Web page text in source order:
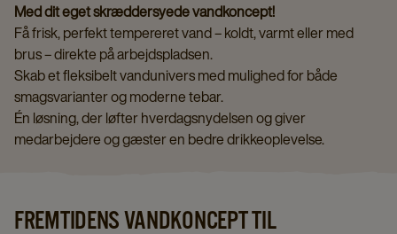
Med dit eget skræddersyede vandkoncept!
Få frisk, perfekt tempereret vand – koldt, varmt eller med
brus – direkte på arbejdspladsen.
Skab et fleksibelt vandunivers med mulighed for både
smagsvarianter og moderne tebar.
Én løsning, der løfter hverdagsnydelsen og giver
medarbejdere og gæster en bedre drikkeoplevelse.
FREMTIDENS VANDKONCEPT TIL